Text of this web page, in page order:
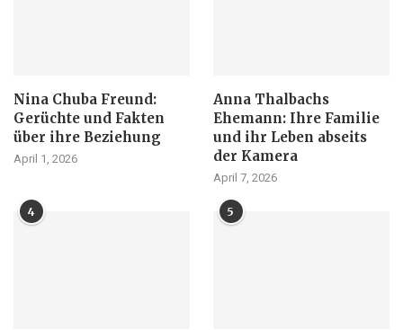
Nina Chuba Freund:
Gerüchte und Fakten
über ihre Beziehung
April 1, 2026
Anna Thalbachs
Ehemann: Ihre Familie
und ihr Leben abseits
der Kamera
April 7, 2026
4 5